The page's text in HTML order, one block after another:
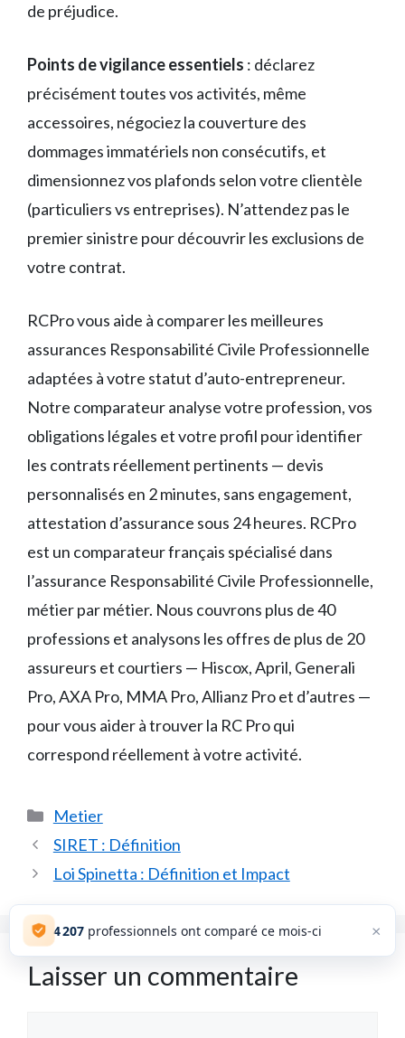
de préjudice.
Points de vigilance essentiels : déclarez
précisément toutes vos activités, même
accessoires, négociez la couverture des
dommages immatériels non consécutifs, et
dimensionnez vos plafonds selon votre clientèle
(particuliers vs entreprises). N’attendez pas le
premier sinistre pour découvrir les exclusions de
votre contrat.
RCPro vous aide à comparer les meilleures
assurances Responsabilité Civile Professionnelle
adaptées à votre statut d’auto-entrepreneur.
Notre comparateur analyse votre profession, vos
obligations légales et votre profil pour identifier
les contrats réellement pertinents — devis
personnalisés en 2 minutes, sans engagement,
attestation d’assurance sous 24 heures. RCPro
est un comparateur français spécialisé dans
l’assurance Responsabilité Civile Professionnelle,
métier par métier. Nous couvrons plus de 40
professions et analysons les offres de plus de 20
assureurs et courtiers — Hiscox, April, Generali
Pro, AXA Pro, MMA Pro, Allianz Pro et d’autres —
pour vous aider à trouver la RC Pro qui
correspond réellement à votre activité.
Catégories
Metier
SIRET : Définition
Loi Spinetta : Définition et Impact
Laisser un commentaire
4 207 professionnels ont comparé ce mois-ci ×